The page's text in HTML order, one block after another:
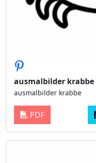
ausmalbilder krabbe
ausmalbilder krabbe
PDF